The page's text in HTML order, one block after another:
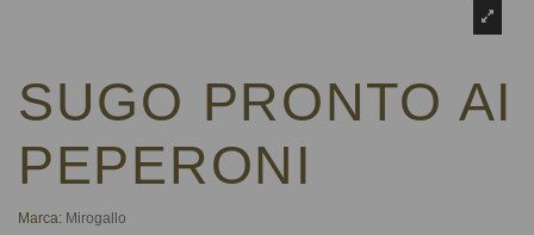
SUGO PRONTO AI
PEPERONI
Marca: Mirogallo